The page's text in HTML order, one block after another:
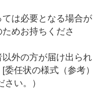
は必要となる場合が
めお持ちくださ
外の方が届け出られ
任状の様式（参考）
い。）